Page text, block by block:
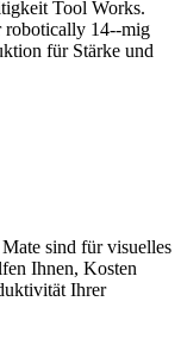
Tool Works.
robotically 14--mig
für Stärke und
sind für visuelles
Ihnen, Kosten
Ihrer